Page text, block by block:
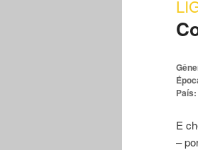
País:
E
–